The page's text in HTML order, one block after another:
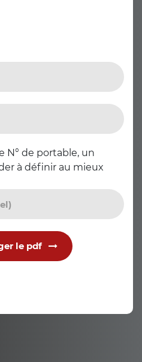
N° de portable, un
à définir au mieux
le pdf